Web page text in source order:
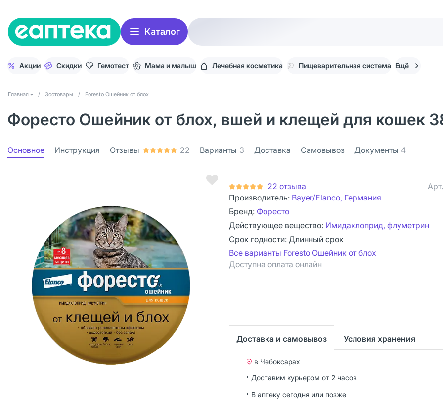
Каталог
Акции Скидки Гемотест Мама и малыш Лечебная косметика Пищеварительная система Ещё
Главная / Зоотовары / Foresto Ошейник от блох
Форесто Ошейник от блох, вшей и клещей для кошек
Основное Инструкция Отзывы 22 Варианты 3 Доставка Самовывоз Документы 4
22 отзыва Арт.
Производитель: Bayer/Elanco, Германия
Бренд: Форесто
Действующее вещество: Имидаклоприд, флуметрин
Срок годности: Длинный срок
Все варианты Foresto Ошейник от блох
Доступна оплата онлайн
Доставка и самовывоз Условия хранения
в Чебоксарах
Доставим курьером от 2 часов
В аптеку сегодня или позже